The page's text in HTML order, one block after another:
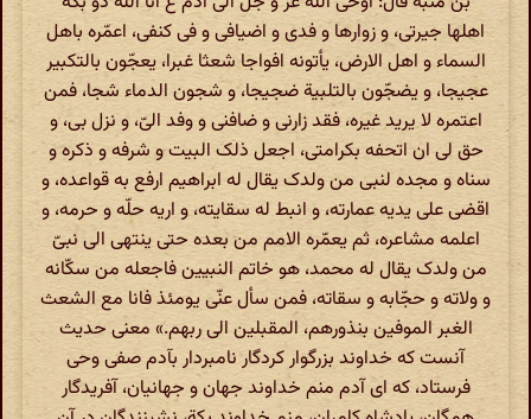
اهلها جیرتی، و زوارها و فدی و اضیافی و فی کنفی، اعمّره باهل
السماء و اهل الارض، یأتونه افواجا شعثا غبرا، یعجّون بالتکبیر
عجیجا، و یضجّون بالتلبیة ضجیجا، و شجون الدماء شجا، فمن
اعتمره لا یرید غیره، فقد زارنی و ضافنی و وفد الیّ، و نزل بی، و
حق لی ان اتحفه بکرامتی، اجعل ذلک البیت و شرفه و ذکره و
سناه و مجده لنبی من ولدک یقال له ابراهیم ارفع به قواعده، و
اقضی علی یدیه عمارته، و انبط له سقایته، و اریه حلّه و حرمه، و
اعلمه مشاعره، ثم یعمّره الامم من بعده حتی ینتهی الی نبیّ
من ولدک یقال له محمد، هو خاتم النبیین فاجعله من سکّانه
و ولاته و حجّابه و سقاته، فمن سأل عنّی یومئذ فانا مع الشعث
الغبر الموفین بنذورهم، المقبلین الی ربهم.» معنی حدیث
آنست که خداوند بزرگوار کردگار نامبردار بآدم صفی وحی
فرستاد، که ای آدم منم خداوند جهان و جهانیان، آفریدگار